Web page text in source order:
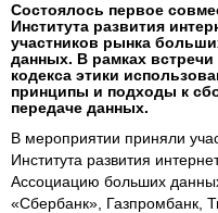
Состоялось первое
Института развития
участников рынка
данных. В рамках
кодекса этики
принципы и подходы к
передаче данных.
В мероприятии приняли
Института развития
Ассоциацию больших
«Сбербанк», Газпромбанк,